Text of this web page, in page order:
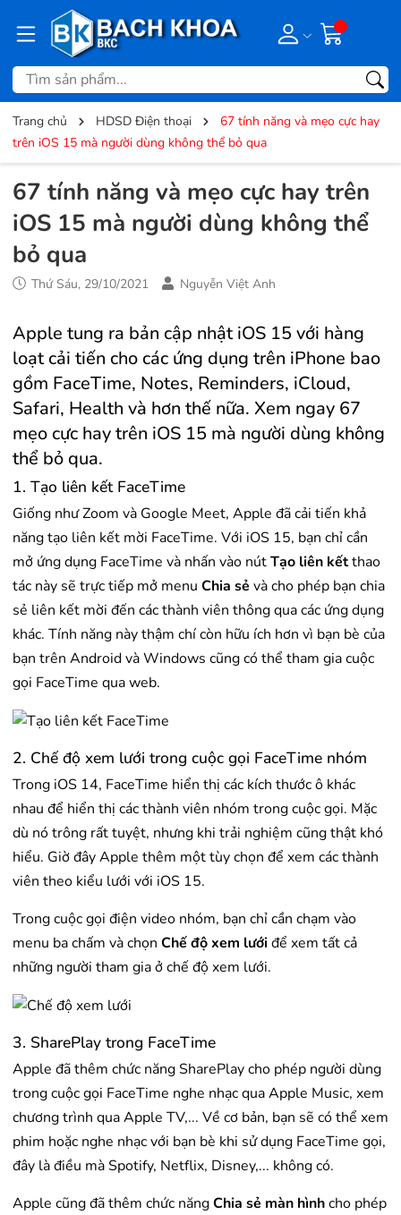
Trang chủ HDSD Điện thoại
67 tính năng và mẹo cực hay
trên iOS 15 mà người dùng không thể bỏ qua
67 tính năng và mẹo cực hay trên
iOS 15 mà người dùng không thể
bỏ qua
Thứ Sáu, 29/10/2021 Nguyễn Việt Anh
Apple tung ra bản cập nhật iOS 15 với hàng
loạt cải tiến cho các ứng dụng trên iPhone bao
gồm FaceTime, Notes, Reminders, iCloud,
Safari, Health và hơn thế nữa. Xem ngay 67
mẹo cực hay trên iOS 15 mà người dùng không
thể bỏ qua.
1. Tạo liên kết FaceTime
Giống như Zoom và Google Meet, Apple đã cải tiến khả
năng tạo liên kết mời FaceTime. Với iOS 15, bạn chỉ cần
mở ứng dụng FaceTime và nhấn vào nútTạo liên kếtthao
tác này sẽ trực tiếp mở menu Chia sẻ và cho phép bạn chia
sẻ liên kết mời đến các thành viên thông qua các ứng dụng
khác. Tính năng này thậm chí còn hữu ích hơn vì bạn bè của
bạn trên Android và Windows cũng có thể tham gia cuộc
gọi FaceTime qua web.
2. Chế độ xem lưới trong cuộc gọi FaceTime nhóm
Trong iOS 14, FaceTime hiển thị các kích thước ô khác
nhau để hiển thị các thành viên nhóm trong cuộc gọi. Mặc
dù nó trông rất tuyệt, nhưng khi trải nghiệm cũng thật khó
hiểu. Giờ đây Apple thêm một tùy chọn để xem các thành
viên theo kiểu lưới với iOS 15.
Trong cuộc gọi điện video nhóm, bạn chỉ cần chạm vào
menu ba chấm và chọn Chế độ xem lướiđể xem tất cả
những người tham gia ở chế độ xem lưới.
3. SharePlay trong FaceTime
Apple đã thêm chức năng SharePlay cho phép người dùng
trong cuộc gọi FaceTime nghe nhạc qua Apple Music, xem
chương trình qua Apple TV,... Về cơ bản, bạn sẽ có thể xem
phim hoặc nghe nhạc với bạn bè khi sử dụng FaceTime gọi,
đây là điều mà Spotify, Netflix, Disney,... không có.
Apple cũng đã thêm chức năngChia sẻ màn hìnhcho phép